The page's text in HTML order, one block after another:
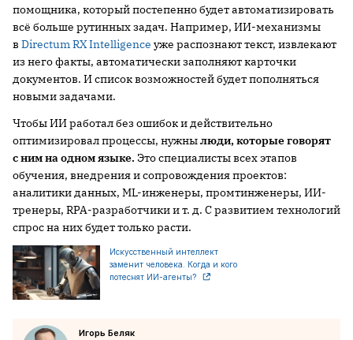
помощника, который постепенно будет автоматизировать
всё больше рутинных задач. Например, ИИ-механизмы
в Directum RX Intelligence уже распознают текст, извлекают
из него факты, автоматически заполняют карточки
документов. И список возможностей будет пополняться
новыми задачами.
Чтобы ИИ работал без ошибок и действительно
оптимизировал процессы, нужнылюди, которые говорят
с ним на одном языке. Это специалисты всех этапов
обучения, внедрения и сопровождения проектов:
аналитики данных, ML-инженеры, промтинженеры, ИИ-
тренеры, RPA-разработчики и т. д. С развитием технологий
спрос на них будет только расти.
Искусственный интеллект
заменит человека. Когда и кого
потеснят ИИ-агенты?
Игорь Беляк